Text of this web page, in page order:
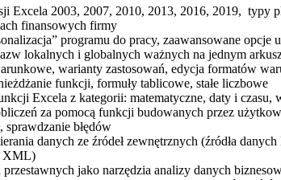
Excela 2003, 2007, 2010, 2013, 2016, 2019, typy
finansowych firmy
programu do pracy, zaawansowane opcje
lokalnych i globalnych ważnych na jednym
warianty zastosowań, edycja formatów
funkcji, formuły tablicowe, stałe liczbowe
Excela z kategorii: matematyczne, daty i
za pomocą funkcji budowanych przez
sprawdzanie błędów
danych ze źródeł zewnętrznych (źródła
XML)
przestawnych jako narzędzia analizy danych